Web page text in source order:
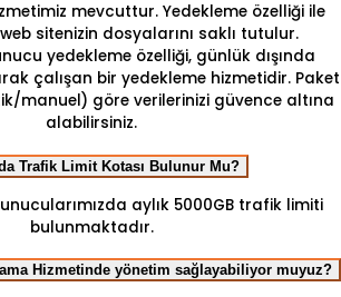
mevcuttur. Yedekleme özelliği ile
sitenizin dosyalarını saklı tutulur.
yedekleme özelliği, günlük dışında
çalışan bir yedekleme hizmetidir. Paket
manuel) göre verilerinizi güvence altına
alabilirsiniz.
Trafik Limit Kotası Bulunur Mu?
aylık 5000GB trafik limiti
bulunmaktadır.
Hizmetinde yönetim sağlayabiliyor muyuz?